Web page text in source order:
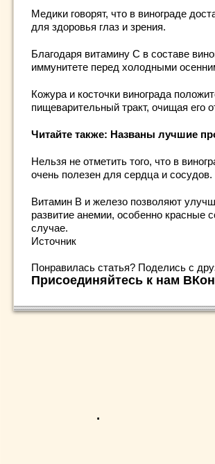
Медики говорят, что в винограде
для здоровья глаз и зрения.
Благодаря витамину С в составе
иммунитете перед холодными
Кожура и косточки винограда
пищеварительный тракт, очищая его
Читайте также: Названы лучшие
Нельзя не отметить того, что в
очень полезен для сердца и сосудов.
Витамин В и железо позволяют
развитие анемии, особенно красные
случае.
Источник
Понравилась статья? Поделись с
Присоединяйтесь к нам
.